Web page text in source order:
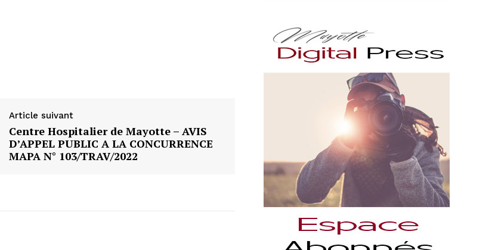
Article suivant
Centre Hospitalier de Mayotte – AVIS
D’APPEL PUBLIC A LA CONCURRENCE
MAPA N° 103/TRAV/2022